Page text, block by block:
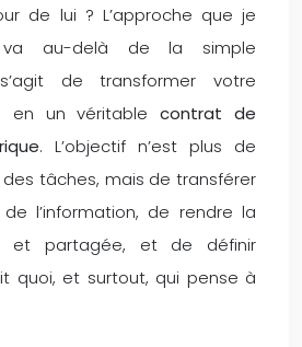
de lui ? L’approche que je
va au-delà de la simple
de transformer votre
en un véritablecontrat de
. L’objectif n’est plus de
tâches, mais de transférer
l’information, de rendre la
et partagée, et de définir
quoi, et surtout, qui pense à